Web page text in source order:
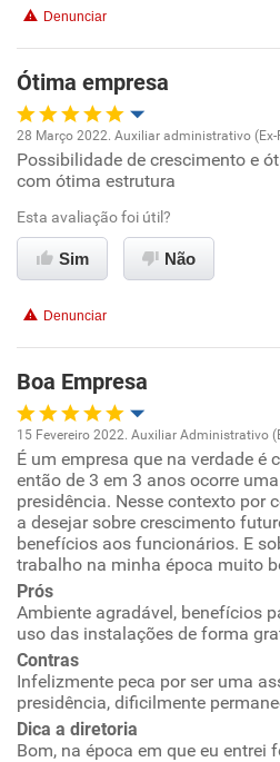
Benefícios
Recomenda esta empresa
Recomenda a diretoria
Denunciar
Ótima empresa
Oportunidade de promoção
Ambiente de trabalho
Conciliação com a vida familiar
Recomenda esta empresa
Recomenda a diretoria
28 Março 2022. Auxiliar administrativo
Possibilidade de crescimento e
com ótima estrutura
Esta avaliação foi útil?
Sim Não
Denunciar
Boa Empresa
Oportunidade de promoção
Ambiente de trabalho
Conciliação com a vida familiar
Benefícios
Recomenda esta empresa
Não recomenda a diretoria
15 Fevereiro 2022. Auxiliar Administrativo
É um empresa que na verdade é
então de 3 em 3 anos ocorre
presidência. Nesse contexto por
a desejar sobre crescimento
benefícios aos funcionários. E
trabalho na minha época muito
Prós
Ambiente agradável, benefícios
uso das instalações de forma
Contras
Infelizmente peca por ser uma
presidência, dificilmente
Dica a diretoria
Bom, na época em que eu